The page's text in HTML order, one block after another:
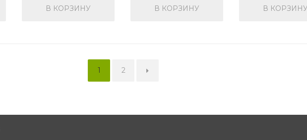
В КОРЗИНУ В КОРЗИНУ В КОРЗИНУ
1 2 →